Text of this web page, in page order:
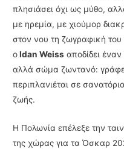
πλησιάσει όχι ως μύθο,
με ηρεμία, με χιούμορ
στον νου τη ζωγραφική
οIdan Weiss αποδίδει
αλλά σώμα ζωντανό:
περιπλανιέται σε
ζωής.
Η Πολωνία επέλεξε την
της χώρας για τα Όσκαρ